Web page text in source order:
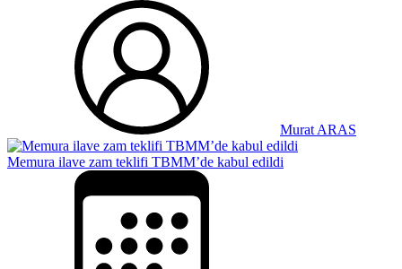
Murat ARAS
Memura ilave zam teklifi TBMM’de kabul edildi